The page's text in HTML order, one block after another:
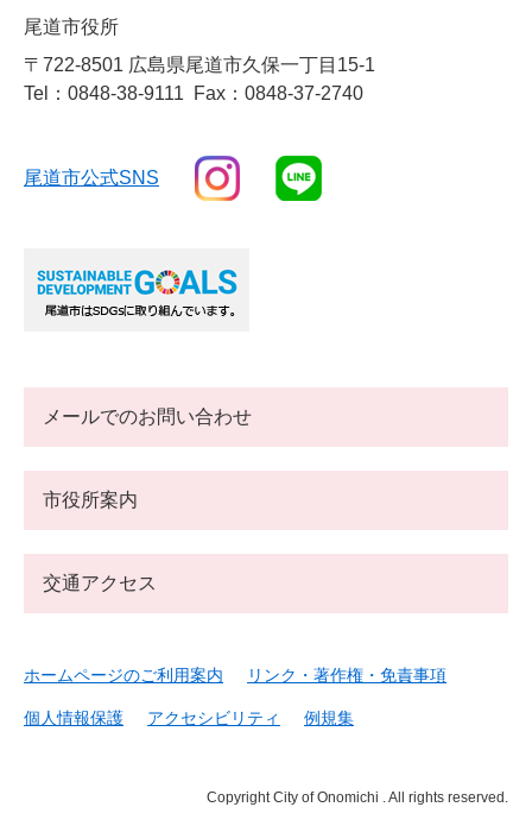
尾道市役所
〒722-8501 広島県尾道市久保一丁目15-1
Tel：0848-38-9111
Fax：0848-37-2740
尾道市公式SNS
メールでのお問い合わせ
市役所案内
交通アクセス
ホームページのご利用案内 リンク・著作権・免責事項
個人情報保護 アクセシビリティ 例規集
Copyright City of Onomichi . All rights reserved.